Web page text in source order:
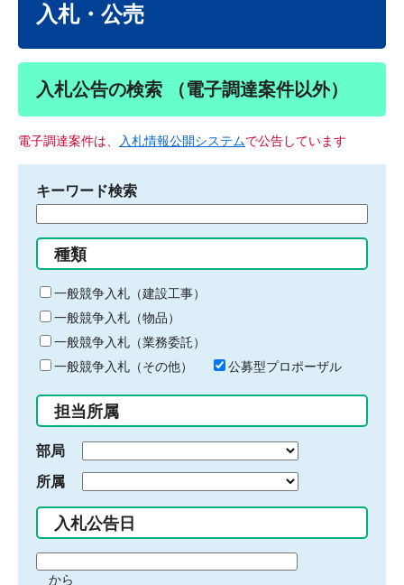
入札・公売
入札公告の検索 （電子調達案件以外）
電子調達案件は、 入札情報公開システムで公告しています
キーワード検索
る
キ
ー
ワ
ー
ド
入
力
種類
一般競争入札（建設工事）
一般競争入札（物品）
一般競争入札（業務委託）
一般競争入札（その他）
公募型プロポーザル
担当所属
部局
所属
入札公告日
間から